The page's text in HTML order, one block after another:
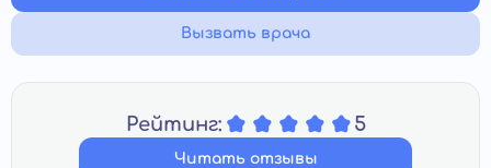
Вызвать врача
Рейтинг: 5
Читать отзывы